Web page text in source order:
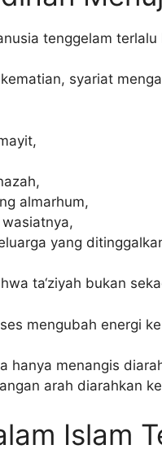
tenggelam
syariat
almarhum,
yang
ta‘ziyah bukan
mengubah energi
hanya menangis
arah diarahkan
Islam